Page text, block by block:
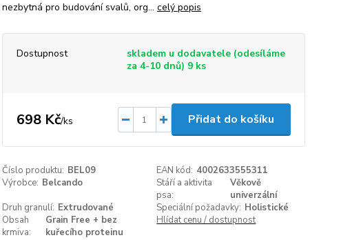
nezbytná pro budování svalů, org... celý popis
Dostupnost
skladem u dodavatele (odesíláme
za 4-10 dnů) 9 ks
698 Kč/ks Přidat do košíku
Číslo produktu: BEL09 EAN kód: 4002633555311
Výrobce: Belcando
Stáří a aktivita
psa:
Věkově
univerzální
Druh granulí: Extrudované Speciální požadavky: Holistické
Obsah
krmiva:
Grain Free + bez
kuřecího proteinu
Hlídat cenu / dostupnost